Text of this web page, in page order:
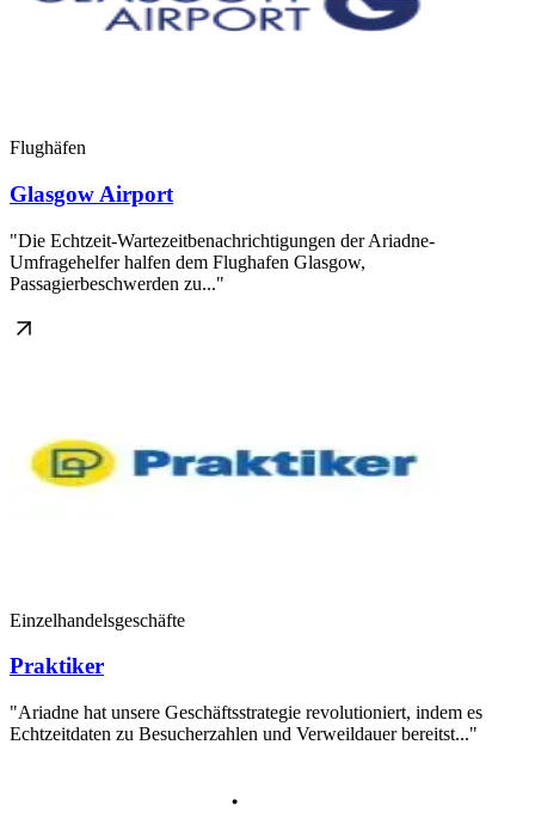
Flughäfen
Glasgow Airport
"Die Echtzeit-Wartezeitbenachrichtigungen der Ariadne-
Umfragehelfer halfen dem Flughafen Glasgow,
Passagierbeschwerden zu..."
Einzelhandelsgeschäfte
Praktiker
"Ariadne hat unsere Geschäftsstrategie revolutioniert, indem es
Echtzeitdaten zu Besucherzahlen und Verweildauer bereitst..."